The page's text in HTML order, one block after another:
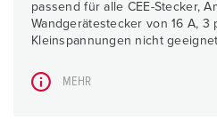
passend für alle CEE-Stecker,
Wandgerätestecker von 16 A, 3
Kleinspannungen nicht geeignet
MEHR